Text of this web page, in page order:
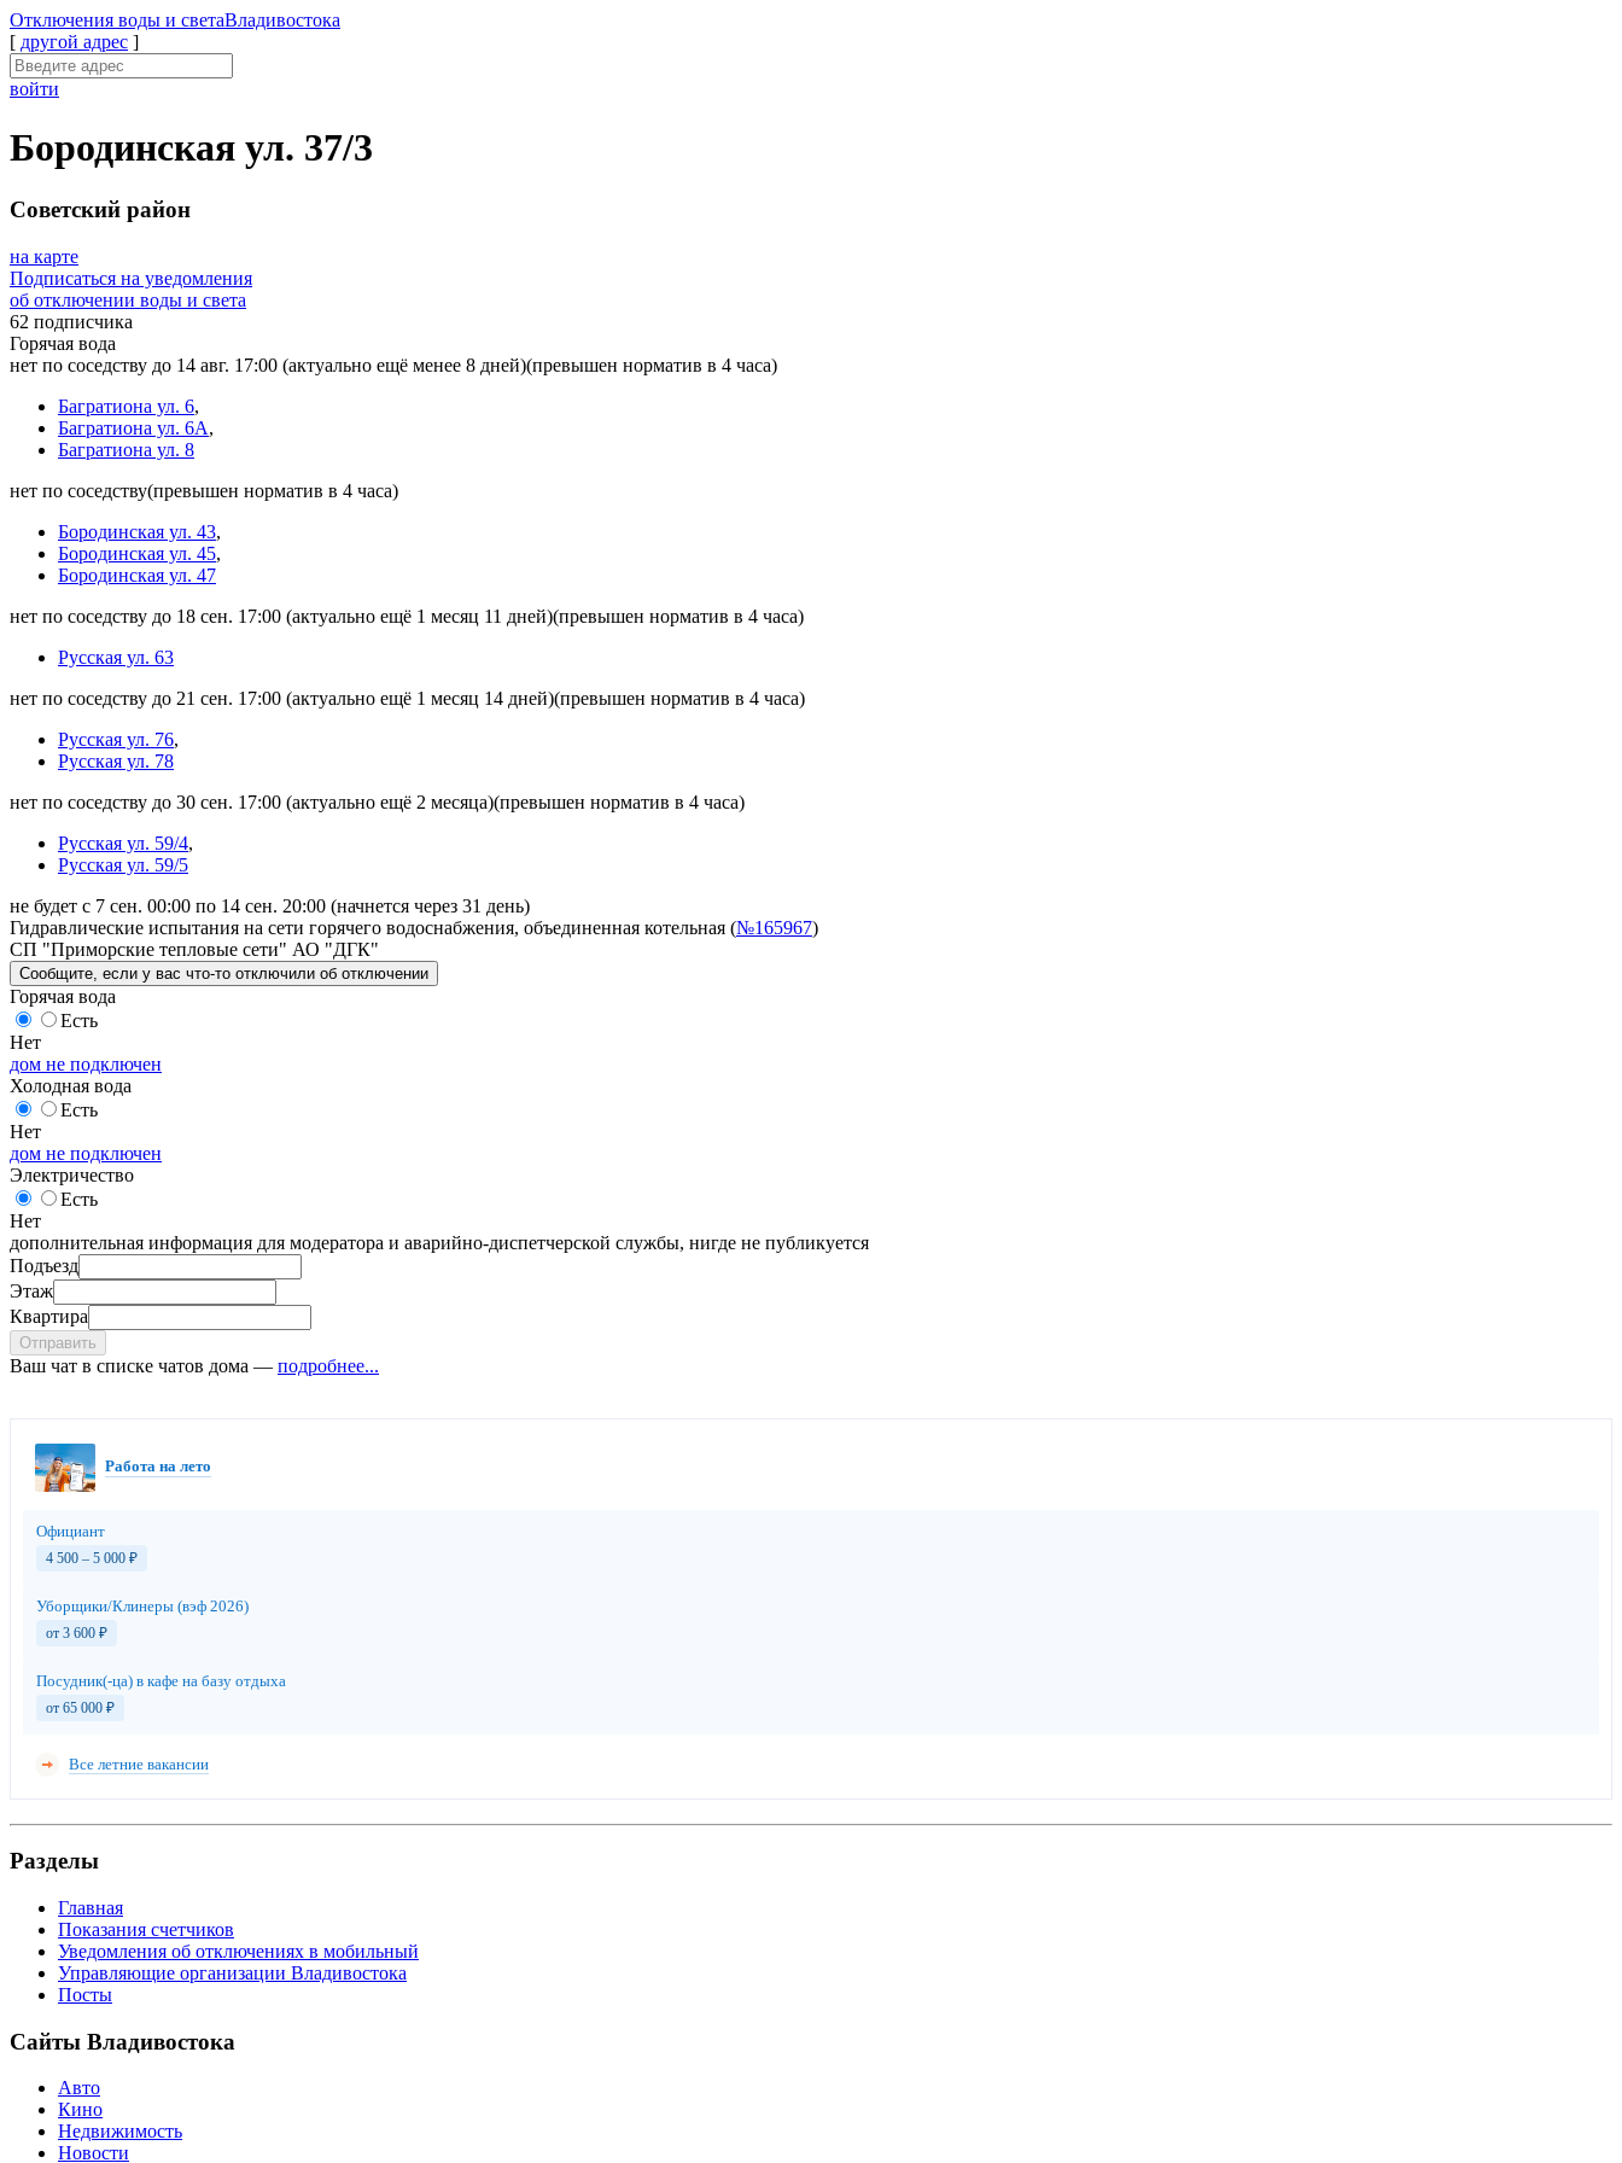
Отключения воды и светаВладивостока
[ другой адрес ]
войти
Бородинская ул. 37/3
Советский район
на карте
Подписаться на уведомления
об отключении воды и света
62 подписчика
Горячая вода
нет по соседству до 14 авг. 17:00 (актуально ещё менее 8 дней)(превышен норматив в 4 часа)
Багратиона ул. 6,
Багратиона ул. 6А,
Багратиона ул. 8
нет по соседству(превышен норматив в 4 часа)
Бородинская ул. 43,
Бородинская ул. 45,
Бородинская ул. 47
нет по соседству до 18 сен. 17:00 (актуально ещё 1 месяц 11 дней)(превышен норматив в 4 часа)
Русская ул. 63
нет по соседству до 21 сен. 17:00 (актуально ещё 1 месяц 14 дней)(превышен норматив в 4 часа)
Русская ул. 76,
Русская ул. 78
нет по соседству до 30 сен. 17:00 (актуально ещё 2 месяца)(превышен норматив в 4 часа)
Русская ул. 59/4,
Русская ул. 59/5
не будет с 7 сен. 00:00 по 14 сен. 20:00 (начнется через 31 день)
Гидравлические испытания на сети горячего водоснабжения, объединенная котельная (№165967)
СП "Приморские тепловые сети" АО "ДГК"
Сообщите , если у вас что-то отключили об отключении
Горячая вода
Есть
Нет
дом не подключен
Холодная вода
Есть
Нет
дом не подключен
Электричество
Есть
Нет
дополнительная информация для модератора и аварийно-диспетчерской службы, нигде не публикуется
Подъезд
Этаж
Квартира
Отправить
Ваш чат в списке чатов дома — подробнее...
Работа на лето
Официант
4 500 – 5 000 ₽
Уборщики/Клинеры (вэф 2026)
от 3 600 ₽
Посудник(-ца) в кафе на базу отдыха
от 65 000 ₽
Все летние вакансии
Разделы
Главная
Показания счетчиков
Уведомления об отключениях в мобильный
Управляющие организации Владивостока
Посты
Сайты Владивостока
Авто
Кино
Недвижимость
Новости